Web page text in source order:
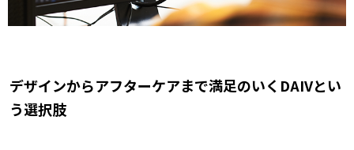
デザインからアフターケアまで満足のいくDAIVとい
う選択肢